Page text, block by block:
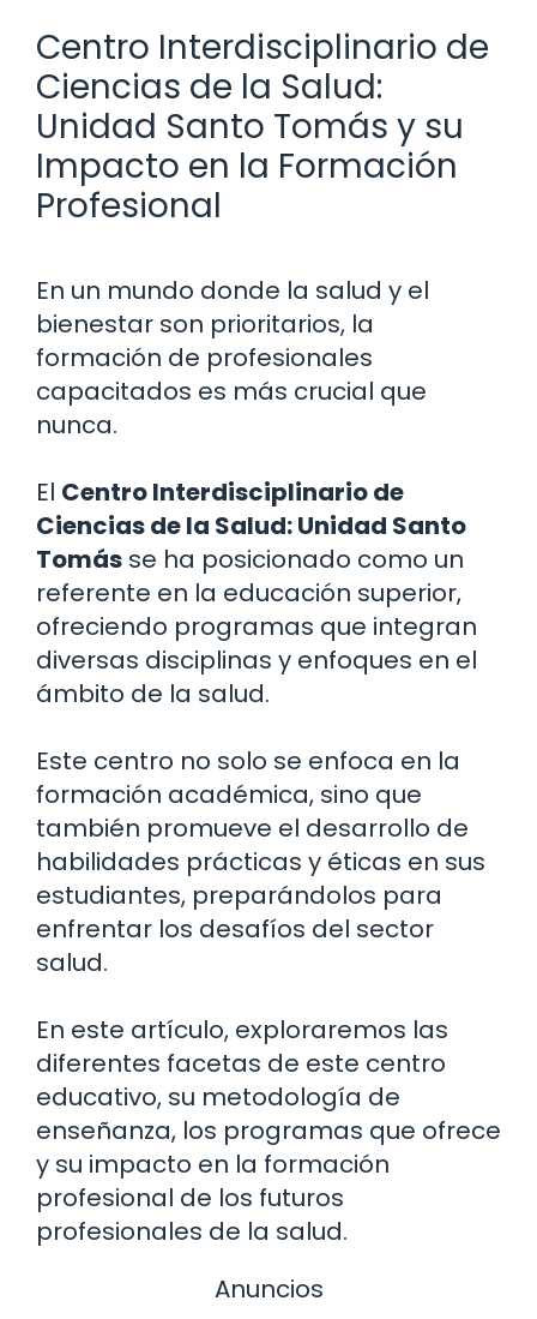
Centro Interdisciplinario de
Ciencias de la Salud:
Unidad Santo Tomás y su
Impacto en la Formación
Profesional
En un mundo donde la salud y el
bienestar son prioritarios, la
formación de profesionales
capacitados es más crucial que
nunca.
El Centro Interdisciplinario de
Ciencias de la Salud: Unidad Santo
Tomás se ha posicionado como un
referente en la educación superior,
ofreciendo programas que integran
diversas disciplinas y enfoques en el
ámbito de la salud.
Este centro no solo se enfoca en la
formación académica, sino que
también promueve el desarrollo de
habilidades prácticas y éticas en sus
estudiantes, preparándolos para
enfrentar los desafíos del sector
salud.
En este artículo, exploraremos las
diferentes facetas de este centro
educativo, su metodología de
enseñanza, los programas que ofrece
y su impacto en la formación
profesional de los futuros
profesionales de la salud.
Anuncios